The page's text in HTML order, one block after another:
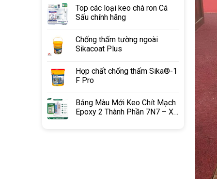
Top các loại keo chà ron Cá
Sấu chính hãng
Chống thấm tường ngoài
Sikacoat Plus
Hợp chất chống thấm Sika®-1
F Pro
Bảng Màu Mới Keo Chít Mạch
Epoxy 2 Thành Phần 7N7 – Xu